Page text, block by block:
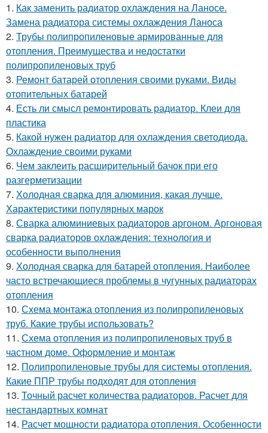
1. Как заменить радиатор охлаждения на Ланосе.
Замена радиатора системы охлаждения Ланоса
2. Трубы полипропиленовые армированные для
отопления. Преимущества и недостатки
полипропиленовых труб
3. Ремонт батарей отопления своими руками. Виды
отопительных батарей
4. Есть ли смысл ремонтировать радиатор. Клеи для
пластика
5. Какой нужен радиатор для охлаждения светодиода.
Охлаждение своими руками
6. Чем заклеить расширительный бачок при его
разгерметизации
7. Холодная сварка для алюминия, какая лучше.
Характеристики популярных марок
8. Сварка алюминиевых радиаторов аргоном. Аргоновая
сварка радиаторов охлаждения: технология и
особенности выполнения
9. Холодная сварка для батарей отопления. Наиболее
часто встречающиеся проблемы в чугунных радиаторах
отопления
10. Схема монтажа отопления из полипропиленовых
труб. Какие трубы использовать?
11. Схема отопления из полипропиленовых труб в
частном доме. Оформление и монтаж
12. Полипропиленовые трубы для системы отопления.
Какие ППР трубы подходят для отопления
13. Точный расчет количества радиаторов. Расчет для
нестандартных комнат
14. Расчет мощности радиатора отопления. Особенности